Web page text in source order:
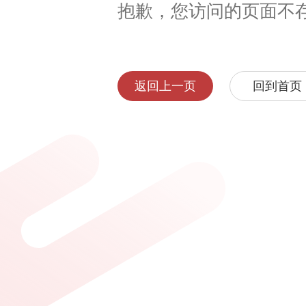
抱歉，您访问的页面不
返回上一页 回到首页